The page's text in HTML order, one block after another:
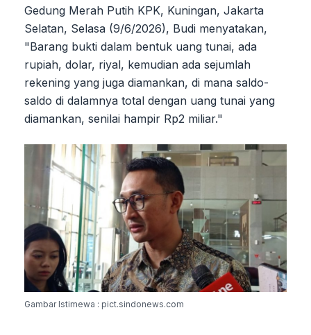
Gedung Merah Putih KPK, Kuningan, Jakarta
Selatan, Selasa (9/6/2026), Budi menyatakan,
"Barang bukti dalam bentuk uang tunai, ada
rupiah, dolar, riyal, kemudian ada sejumlah
rekening yang juga diamankan, di mana saldo-
saldo di dalamnya total dengan uang tunai yang
diamankan, senilai hampir Rp2 miliar."
Gambar Istimewa : pict.sindonews.com